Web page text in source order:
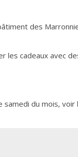
des
les cadeaux avec
du mois, voir